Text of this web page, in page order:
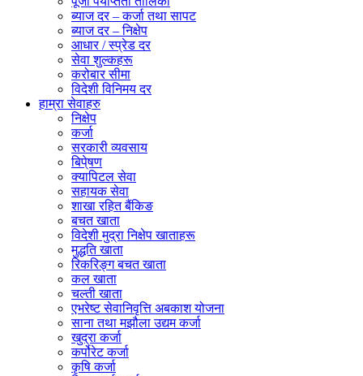
ब्याज दर – कर्जा तथा सापट
ब्याज दर – निक्षेप
आधार / स्प्रेड दर
सेवा शुल्कहरू
करोबार सीमा
विदेशी विनिमय दर
हाम्रा सेवाहरु
निक्षेप
कर्जा
सरकारी व्यवसाय
बिपे्षण
क्यापिटल सेवा
सहायक सेवा
शाखा रहित बैंकिङ
बचत खाता
विदेशी मुद्रा निक्षेप खाताहरू
मुद्धति खाता
रिकरिङ्ग बचत खाता
कल खाता
चल्ती खाता
एभरेष्ट सेवानिवृत्ति अबकाश योजना
साना तथा मझौला उद्यम कर्जा
खुद्रा कर्जा
कर्पोरेट कर्जा
कृषि कर्जा